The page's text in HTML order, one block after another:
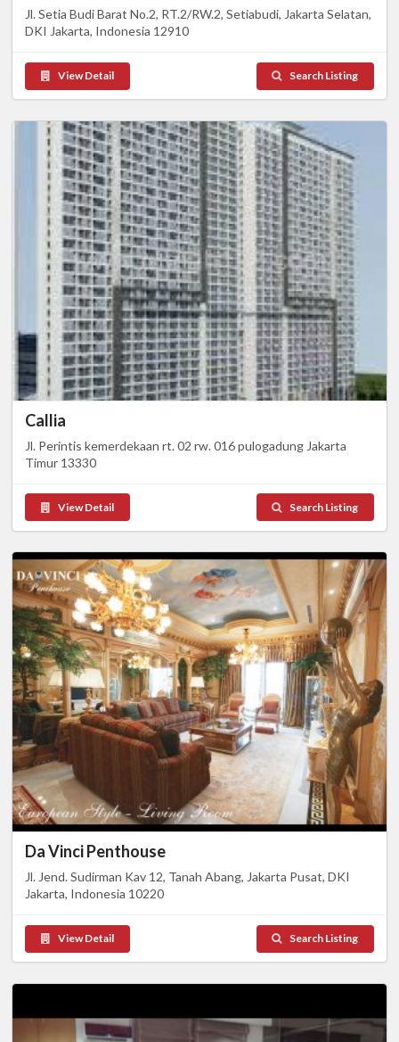
Jl. Setia Budi Barat No.2, RT.2/RW.2, Setiabudi, Jakarta Selatan,
DKI Jakarta, Indonesia 12910
View Detail Search Listing
Callia
Jl. Perintis kemerdekaan rt. 02 rw. 016 pulogadung Jakarta
Timur 13330
View Detail Search Listing
Da Vinci Penthouse
Jl. Jend. Sudirman Kav 12, Tanah Abang, Jakarta Pusat, DKI
Jakarta, Indonesia 10220
View Detail Search Listing